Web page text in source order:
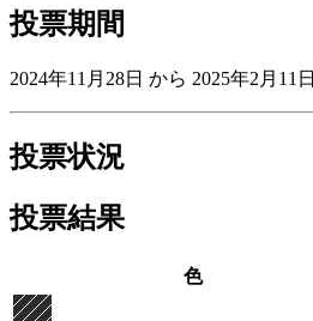
投票期間
2024年11月28日 から 2025年2月11日
投票状況
投票結果
色